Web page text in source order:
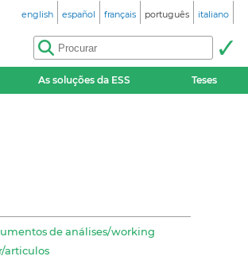
english español français português italiano
As soluções da ESS Teses
de análises/working
articulos